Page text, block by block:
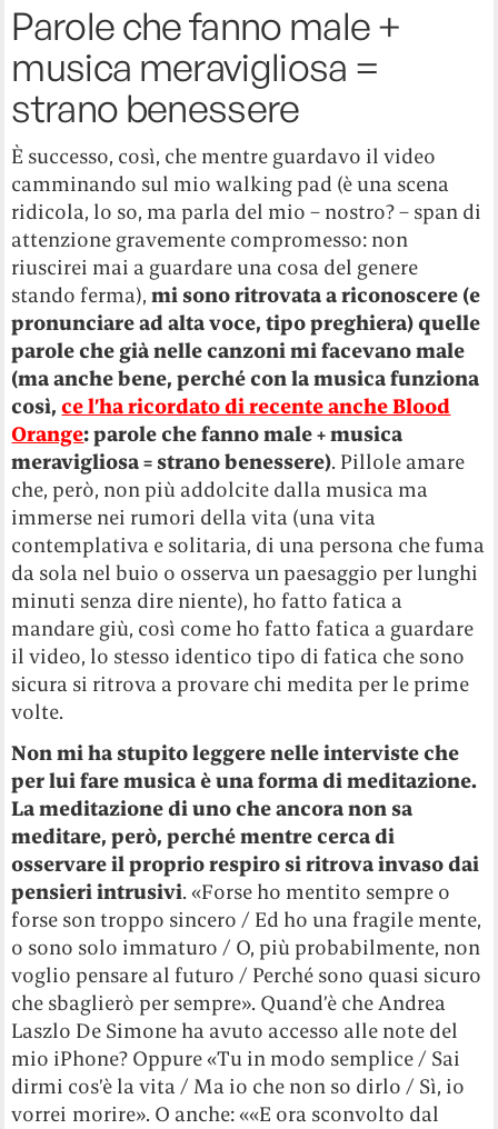
Parole che fanno male +
musica meravigliosa =
strano benessere
È successo, così, che mentre guardavo il video
camminando sul mio walking pad (è una scena
ridicola, lo so, ma parla del mio – nostro? – span di
attenzione gravemente compromesso: non
riuscirei mai a guardare una cosa del genere
stando ferma),mi sono ritrovata a riconoscere (e
pronunciare ad alta voce, tipo preghiera) quelle
parole che già nelle canzoni mi facevano male
(ma anche bene, perché con la musica funziona
così,ce l’ha ricordato di recente anche Blood
Orange: parole che fanno male + musica
meravigliosa = strano benessere). Pillole amare
che, però, non più addolcite dalla musica ma
immerse nei rumori della vita (una vita
contemplativa e solitaria, di una persona che fuma
da sola nel buio o osserva un paesaggio per lunghi
minuti senza dire niente), ho fatto fatica a
mandare giù, così come ho fatto fatica a guardare
il video, lo stesso identico tipo di fatica che sono
sicura si ritrova a provare chi medita per le prime
volte.
Non mi ha stupito leggere nelle interviste che
per lui fare musica è una forma di meditazione.
La meditazione di uno che ancora non sa
meditare, però, perché mentre cerca di
osservare il proprio respiro si ritrova invaso dai
pensieri intrusivi. «Forse ho mentito sempre o
forse son troppo sincero / Ed ho una fragile mente,
o sono solo immaturo / O, più probabilmente, non
voglio pensare al futuro / Perché sono quasi sicuro
che sbaglierò per sempre». Quand’è che Andrea
Laszlo De Simone ha avuto accesso alle note del
mio iPhone? Oppure «Tu in modo semplice / Sai
dirmi cos’è la vita / Ma io che non so dirlo / Sì, io
vorrei morire». O anche: ««E ora sconvolto dal